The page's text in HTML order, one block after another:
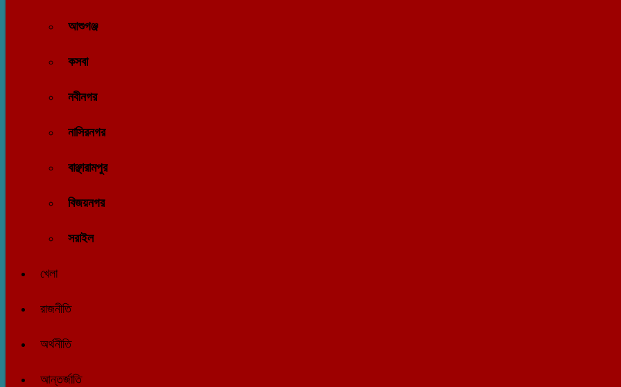
আশুগঞ্জ
কসবা
নবীনগর
নাসিরনগর
বাঞ্ছারামপুর
বিজয়নগর
সরাইল
খেলা
রাজনীতি
অর্থনীতি
আন্তর্জাতি